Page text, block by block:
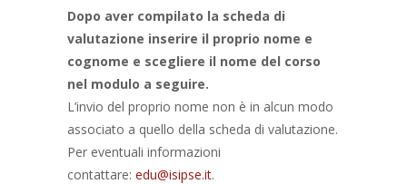
Dopo aver compilato la scheda di
valutazione inserire il proprio nome e
cognome e scegliere il nome del corso
nel modulo a seguire.
L’invio del proprio nome non è in alcun modo
associato a quello della scheda di valutazione.
Per eventuali informazioni
contattare: edu@isipse.it.